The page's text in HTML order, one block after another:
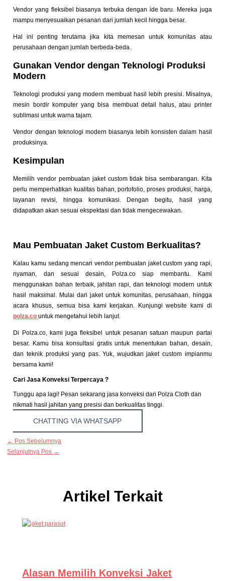
Vendor yang fleksibel biasanya terbuka dengan ide baru. Mereka juga
mampu menyesuaikan pesanan dari jumlah kecil hingga besar.
Hal ini penting terutama jika kita memesan untuk komunitas atau
perusahaan dengan jumlah berbeda-beda.
Gunakan Vendor dengan Teknologi Produksi
Modern
Teknologi produksi yang modern membuat hasil lebih presisi. Misalnya,
mesin bordir komputer yang bisa membuat detail halus, atau printer
sublimasi untuk warna tajam.
Vendor dengan teknologi modern biasanya lebih konsisten dalam hasil
produksinya.
Kesimpulan
Memilih vendor pembuatan jaket custom tidak bisa sembarangan. Kita
perlu memperhatikan kualitas bahan, portofolio, proses produksi, harga,
layanan revisi, hingga komunikasi. Dengan begitu, hasil yang
didapatkan akan sesuai ekspektasi dan tidak mengecewakan.
Mau Pembuatan Jaket Custom Berkualitas?
Kalau kamu sedang mencari vendor pembuatan jaket custom yang rapi,
nyaman, dan sesuai desain, Polza.co siap membantu. Kami
menggunakan bahan terbaik, jahitan rapi, dan teknologi modern untuk
hasil maksimal. Mulai dari jaket untuk komunitas, perusahaan, hingga
acara khusus, semua bisa kami kerjakan. Kunjungi website kami di
polza.co untuk mengetahui lebih lanjut.
Di Polza.co, kami juga fleksibel untuk pesanan satuan maupun partai
besar. Kamu bisa konsultasi gratis untuk menentukan bahan, desain,
dan teknik produksi yang pas. Yuk, wujudkan jaket custom impianmu
bersama kami!
Cari Jasa Konveksi Terpercaya ?
Tunggu apa lagi! Pesan sekarang jasa konveksi dari Polza Cloth dan
nikmati hasil jahitan yang presisi dan berkualitas tinggi.
CHATTING VIA WHATSAPP
← Pos Sebelumnya
Selanjutnya Pos →
Artikel Terkait
Alasan Memilih Konveksi Jaket